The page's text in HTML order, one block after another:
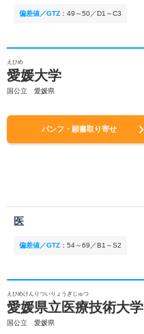
偏差値／GTZ ： 49～50／D1～C3
えひめ
愛媛大学
国公立 愛媛県
パンフ・願書取り寄せ
医
偏差値／GTZ ： 54～69／B1～S2
えひめけんりついりょうぎじゅつ
愛媛県立医療技術大学
国公立 愛媛県